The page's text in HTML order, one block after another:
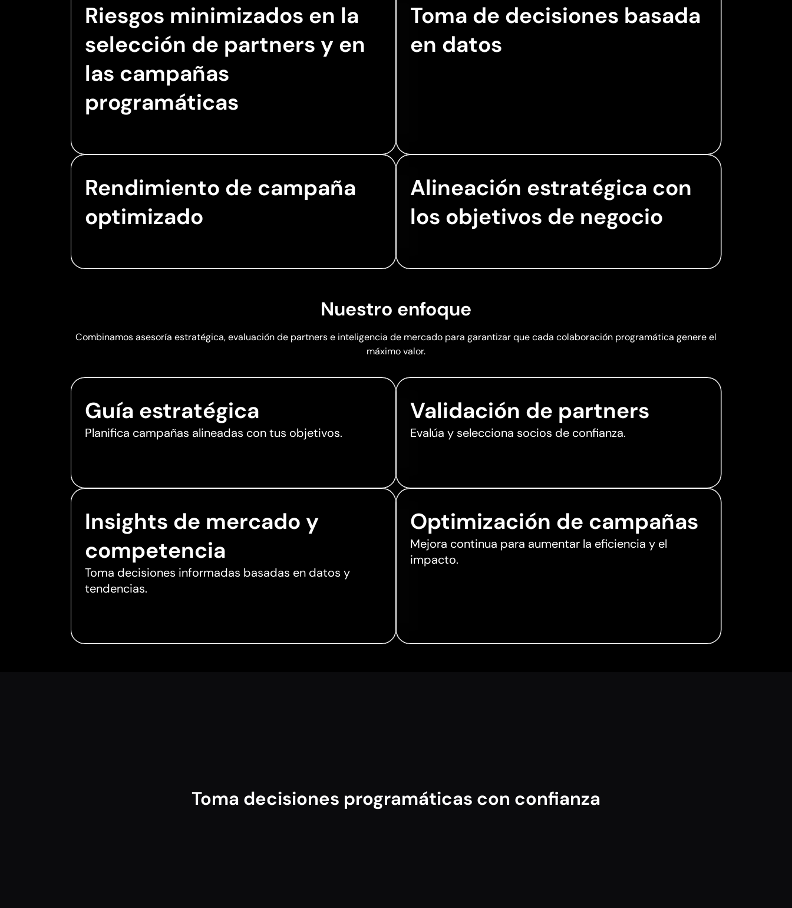
Riesgos minimizados en la
selección de partners y en
las campañas
programáticas
Toma de decisiones basada
en datos
Rendimiento de campaña
optimizado
Alineación estratégica con
los objetivos de negocio
Nuestro enfoque
Combinamos asesoría estratégica, evaluación de partners e inteligencia de mercado para garantizar que cada colaboración programática genere el
máximo valor.
Guía estratégica
Planifica campañas alineadas con tus objetivos.
Validación de partners
Evalúa y selecciona socios de confianza.
Insights de mercado y
competencia
Toma decisiones informadas basadas en datos y
tendencias.
Optimización de campañas
Mejora continua para aumentar la eficiencia y el
impacto.
Toma decisiones programáticas con confianza